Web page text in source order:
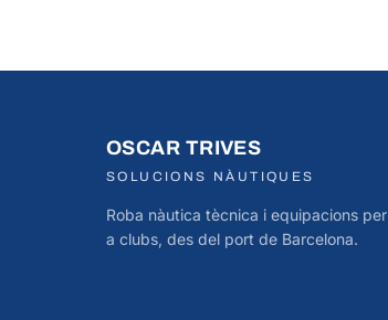
OSCAR TRIVES
SOLUCIONS NÀUTIQUES
Roba nàutica tècnica i equipacions per
a clubs, des del port de Barcelona.